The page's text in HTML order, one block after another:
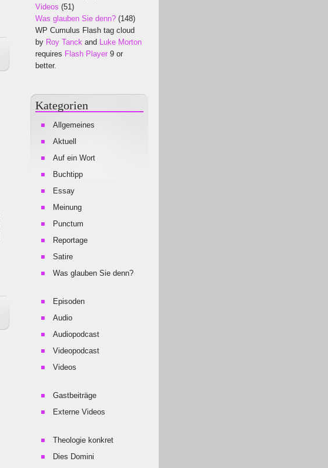
Videos (51)
Was glauben Sie denn? (148)
WP Cumulus Flash tag cloud
by Roy Tanck and Luke Morton
requires Flash Player 9 or
better.
Kategorien
Allgemeines
Aktuell
Auf ein Wort
Buchtipp
Essay
Meinung
Punctum
Reportage
Satire
Was glauben Sie denn?
Episoden
Audio
Audiopodcast
Videopodcast
Videos
Gastbeiträge
Externe Videos
Theologie konkret
Dies Domini